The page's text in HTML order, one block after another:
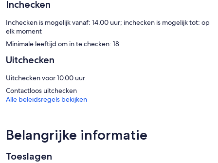
Inchecken
Inchecken is mogelijk vanaf: 14.00 uur; inchecken is mogelijk tot: op
elk moment
Minimale leeftijd om in te checken: 18
Uitchecken
Uitchecken voor 10.00 uur
Contactloos uitchecken
Alle beleidsregels bekijken
Belangrijke informatie
Toeslagen